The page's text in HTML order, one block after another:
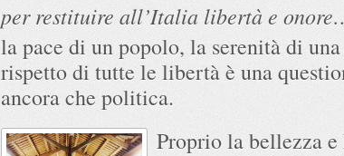
per restituire all’Italia libertà e
la pace di un popolo, la serenità di
rispetto di tutte le libertà è una
ancora che politica.
Proprio la bellezza